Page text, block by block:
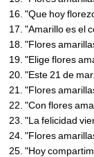
"Que hoy
"Amarillo es el
"Flores
"Elige flores
"Este 21 de
"Flores
"Con flores
"La felicidad
"Flores
"Hoy